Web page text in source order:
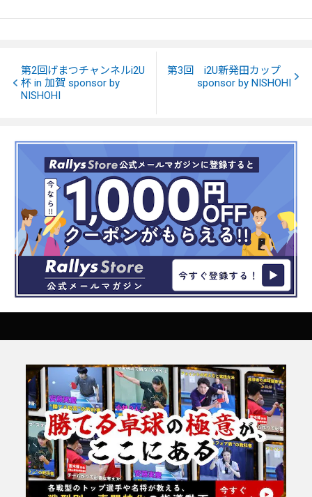
第2回げまつチャンネルi2U
杯 in 加賀 sponsor by
NISHOHI
第3回 i2U新発田カップ
sponsor by NISHOHI